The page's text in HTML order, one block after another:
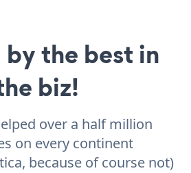
the best in
biz!
over a half million
on every continent
because of course not)